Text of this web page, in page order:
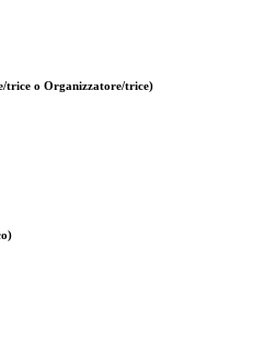
trice o Organizzatore/trice)